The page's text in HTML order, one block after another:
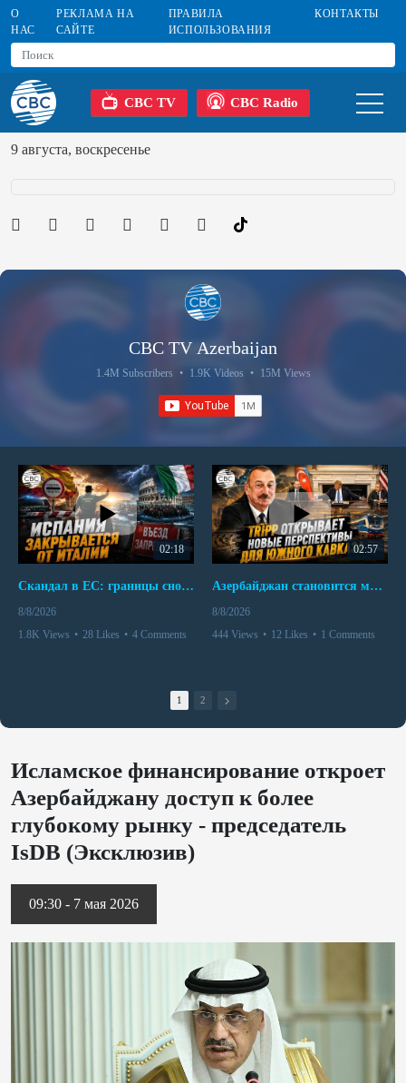
О
НАС
РЕКЛАМА НА
САЙТЕ
ПРАВИЛА
ИСПОЛЬЗОВАНИЯ
КОНТАКТЫ
CBC TV CBC Radio
9 августа, воскресенье
CBC TV Azerbaijan
1.4M Subscribers • 1.9K Videos • 15M Views
02:18
Скандал в ЕС: границы снова под контролем
8/8/2026
1.8K Views • 28 Likes • 4 Comments
02:57
Азербайджан становится мостом между Востоком и Западом
8/8/2026
444 Views • 12 Likes • 1 Comments
1 2
Исламское финансирование откроет
Азербайджану доступ к более
глубокому рынку - председатель
IsDB (Эксклюзив)
09:30 - 7 мая 2026